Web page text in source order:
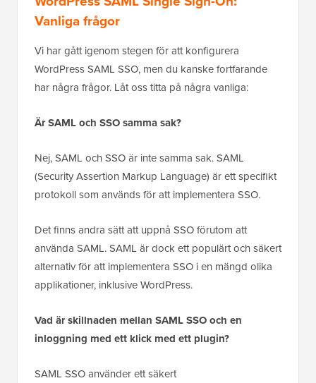
Vanliga frågor
Vi har gått igenom stegen för att konfigurera
WordPress SAML SSO, men du kanske fortfarande
har några frågor. Låt oss titta på några vanliga:
Är SAML och SSO samma sak?
Nej, SAML och SSO är inte samma sak. SAML
(Security Assertion Markup Language) är ett specifikt
protokoll som används för att implementera SSO.
Det finns andra sätt att uppnå SSO förutom att
använda SAML. SAML är dock ett populärt och säkert
alternativ för att implementera SSO i en mängd olika
applikationer, inklusive WordPress.
Vad är skillnaden mellan SAML SSO och en
inloggning med ett klick med ett plugin?
SAML SSO använder ett säkert